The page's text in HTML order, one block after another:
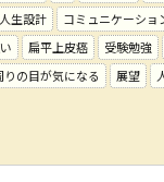
人生設計 コミュニケーショ
扁平上皮癌 受験勉強
りの目が気になる 展望